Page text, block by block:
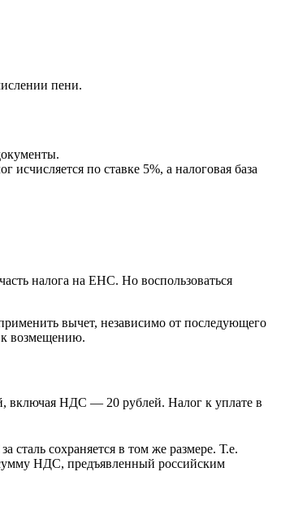
пени.
по ставке 5%, а налоговая база
налога на ЕНС. Но воспользоваться
вычет, независимо от последующего
к возмещению.
включая НДС — 20 рублей. Налог к уплате в
сохраняется в том же размере. Т.е.
НДС, предъявленный российским